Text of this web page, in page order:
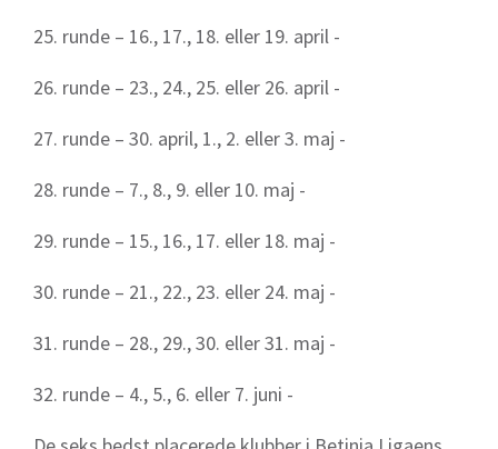
25. runde – 16., 17., 18. eller 19. april -
26. runde – 23., 24., 25. eller 26. april -
27. runde – 30. april, 1., 2. eller 3. maj -
28. runde – 7., 8., 9. eller 10. maj -
29. runde – 15., 16., 17. eller 18. maj -
30. runde – 21., 22., 23. eller 24. maj -
31. runde – 28., 29., 30. eller 31. maj -
32. runde – 4., 5., 6. eller 7. juni -